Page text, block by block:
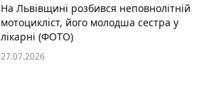
На Львівщині розбився неповнолітній
мотоцикліст, його молодша сестра у
лікарні (ФОТО)
27.07.2026